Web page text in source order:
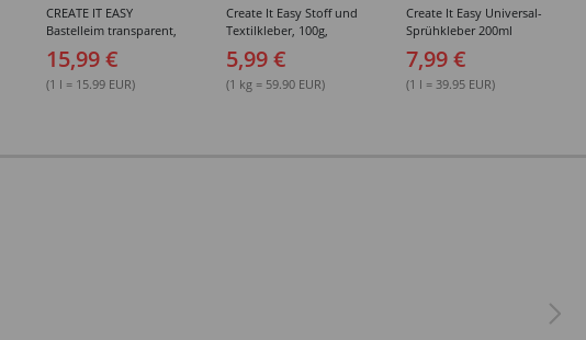
CREATE IT EASY
Bastelleim transparent,
ohne Lösungsmittel,
1000 ml
15,99 €
(1 l = 15.99 EUR)
Create It Easy Stoff und
Textilkleber, 100g,
Kunststoffflasche mit
Maldüse
5,99 €
(1 kg = 59.90 EUR)
Create It Easy Universal-
Sprühkleber 200ml
(permanent)
7,99 €
(1 l = 39.95 EUR)